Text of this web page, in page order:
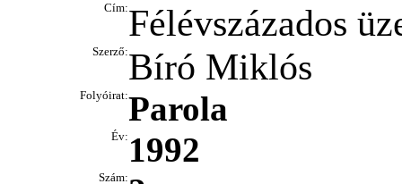
Cím:Félévszázados
Szerző:Bíró Miklós
Folyóirat:Parola
Év: 1992
Szám: